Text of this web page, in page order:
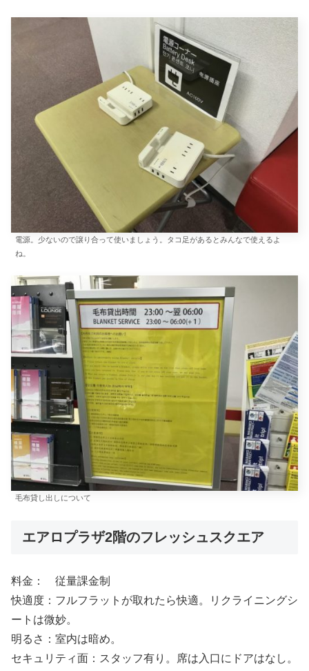
電源。少ないので譲り合って使いましょう。タコ足があるとみんなで使えるよ
ね。
毛布貸し出しについて
エアロプラザ2階のフレッシュスクエア
料金： 従量課金制
快適度：フルフラットが取れたら快適。リクライニングシ
ートは微妙。
明るさ：室内は暗め。
セキュリティ面：スタッフ有り。席は入口にドアはなし。